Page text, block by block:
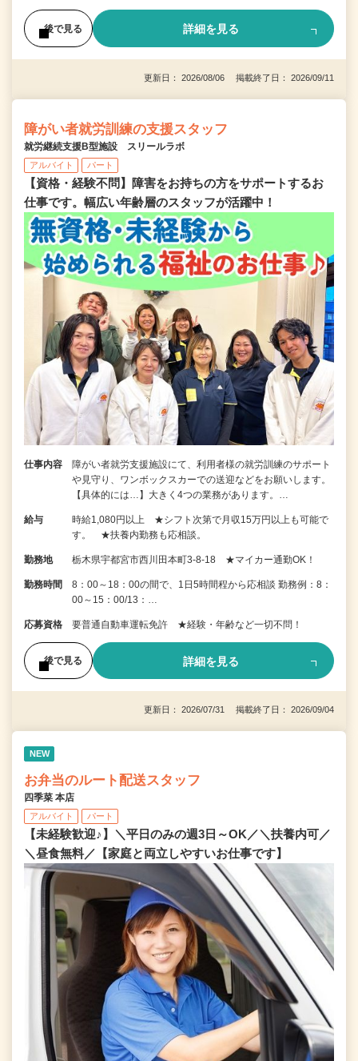
後で見る 詳細を見る
更新日： 2026/08/06 掲載終了日： 2026/09/11
障がい者就労訓練の支援スタッフ
就労継続支援B型施設 スリールラボ
アルバイト パート
【資格・経験不問】障害をお持ちの方をサポートするお
仕事です。幅広い年齢層のスタッフが活躍中！
仕事内容
障がい者就労支援施設にて、利用者様の就労訓練のサポート
や見守り、ワンボックスカーでの送迎などをお願いします。
【具体的には…】大きく4つの業務があります。…
給与
時給1,080円以上 ★シフト次第で月収15万円以上も可能で
す。 ★扶養内勤務も応相談。
勤務地 栃木県宇都宮市西川田本町3-8-18 ★マイカー通勤OK！
勤務時間
8：00～18：00の間で、1日5時間程から応相談 勤務例：8：
00～15：00/13：…
応募資格 要普通自動車運転免許 ★経験・年齢など一切不問！
後で見る 詳細を見る
更新日： 2026/07/31 掲載終了日： 2026/09/04
NEW
お弁当のルート配送スタッフ
四季菜 本店
アルバイト パート
【未経験歓迎♪】＼平日のみの週3日～OK／＼扶養内可／
＼昼食無料／【家庭と両立しやすいお仕事です】